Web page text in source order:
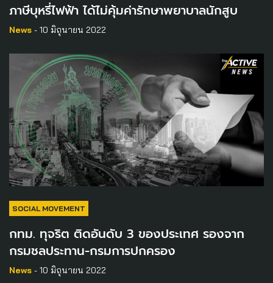
ภาษีบุหรี่ไฟฟ้า ได้ไม่คุ้มค่ารักษาพยาบาลนักสูบ
News - 10 มิถุนายน 2022
SOCIAL MOVEMENT
กทม. ทุจริต ติดอันดับ 3 ของประเทศ รองจาก
กรมชลประทาน-กรมการปกครอง
News - 10 มิถุนายน 2022